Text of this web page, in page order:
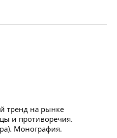
тренд на рынке
и противоречия.
Монография.